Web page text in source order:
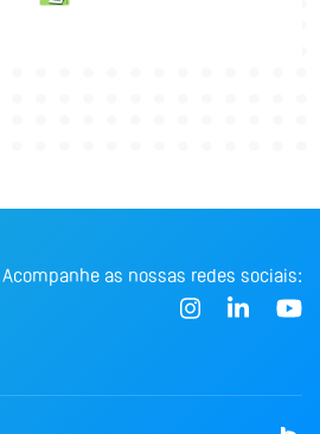
Acompanhe as nossas redes sociais: